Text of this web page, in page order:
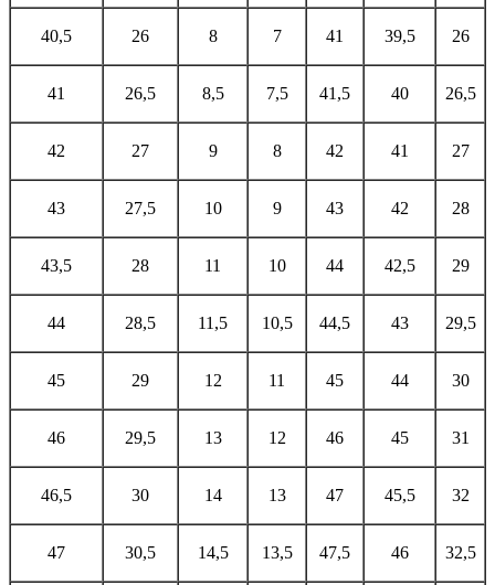
40,5 26 8 7 41 39,5 26
41 26,5 8,5 7,5 41,5 40 26,5
42 27 9 8 42 41 27
43 27,5 10 9 43 42 28
43,5 28 11 10 44 42,5 29
44 28,5 11,5 10,5 44,5 43 29,5
45 29 12 11 45 44 30
46 29,5 13 12 46 45 31
46,5 30 14 13 47 45,5 32
47 30,5 14,5 13,5 47,5 46 32,5